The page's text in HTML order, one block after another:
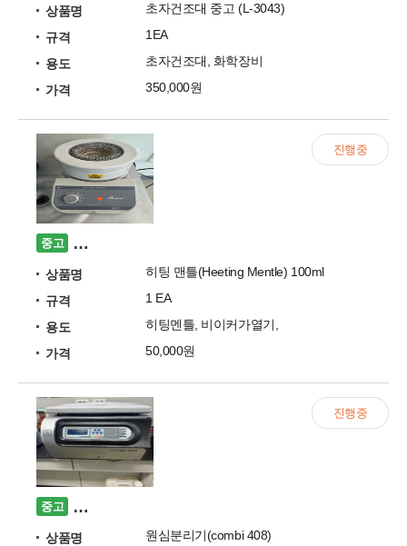
상품명
초자건조대 중고 (L-3043)
규격
1EA
용도
초자건조대, 화학장비
가격
350,000원
중고 히팅 맨틀(Heeting Mentle) 100ml 중고 판매합
상품명
히팅 맨틀(Heeting Mentle) 100ml
규격
1 EA
용도
히팅멘틀, 비이커가열기,
가격
50,000원
진행중
중고 원심분리기(combi 408) 판매합니다. 한일과학
상품명
원심분리기(combi 408)
진행중